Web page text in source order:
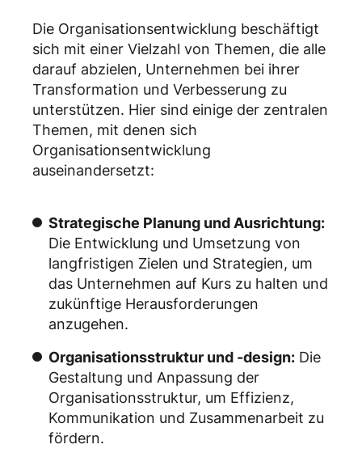
Die Organisationsentwicklung beschäftigt
sich mit einer Vielzahl von Themen, die alle
darauf abzielen, Unternehmen bei ihrer
Transformation und Verbesserung zu
unterstützen. Hier sind einige der zentralen
Themen, mit denen sich
Organisationsentwicklung
auseinandersetzt:
Strategische Planung und Ausrichtung:
Die Entwicklung und Umsetzung von
langfristigen Zielen und Strategien, um
das Unternehmen auf Kurs zu halten und
zukünftige Herausforderungen
anzugehen.
Organisationsstruktur und -design: Die
Gestaltung und Anpassung der
Organisationsstruktur, um Effizienz,
Kommunikation und Zusammenarbeit zu
fördern.